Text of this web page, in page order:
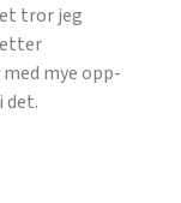
tror jeg
mye opp-
det.